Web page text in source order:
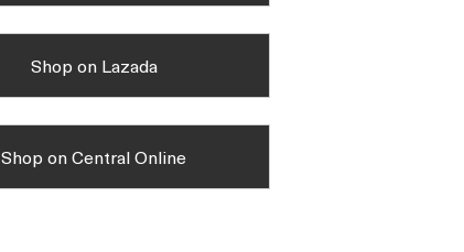
Shop on Lazada
Shop on Central Online